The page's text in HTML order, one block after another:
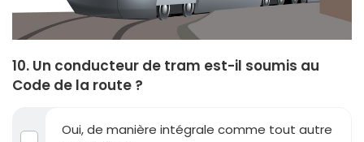
10. Un conducteur de tram est-il soumis au
Code de la route ?
Oui, de manière intégrale comme tout autre